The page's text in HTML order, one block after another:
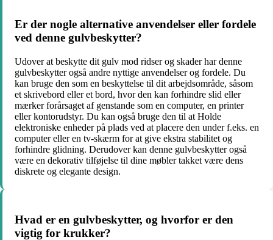
Er der nogle alternative anvendelser eller fordele
ved denne gulvbeskytter?
Udover at beskytte dit gulv mod ridser og skader har denne
gulvbeskytter også andre nyttige anvendelser og fordele. Du
kan bruge den som en beskyttelse til dit arbejdsområde, såsom
et skrivebord eller et bord, hvor den kan forhindre slid eller
mærker forårsaget af genstande som en computer, en printer
eller kontorudstyr. Du kan også bruge den til at Holde
elektroniske enheder på plads ved at placere den under f.eks. en
computer eller en tv-skærm for at give ekstra stabilitet og
forhindre glidning. Derudover kan denne gulvbeskytter også
være en dekorativ tilføjelse til dine møbler takket være dens
diskrete og elegante design.
Hvad er en gulvbeskytter, og hvorfor er den
vigtig for krukker?